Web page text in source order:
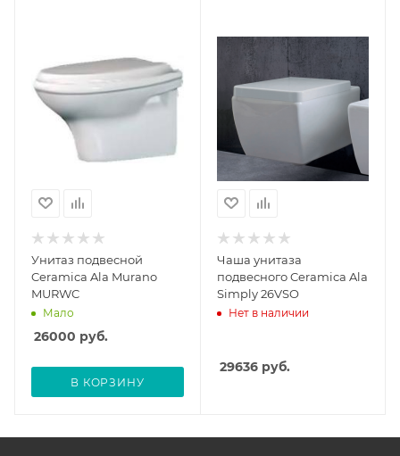
Унитаз подвесной
Ceramica Ala Murano
MURWC
Мало
26000 руб.
В КОРЗИНУ
Чаша унитаза
подвесного Ceramica Ala
Simply 26VSO
Нет в наличии
29636руб.